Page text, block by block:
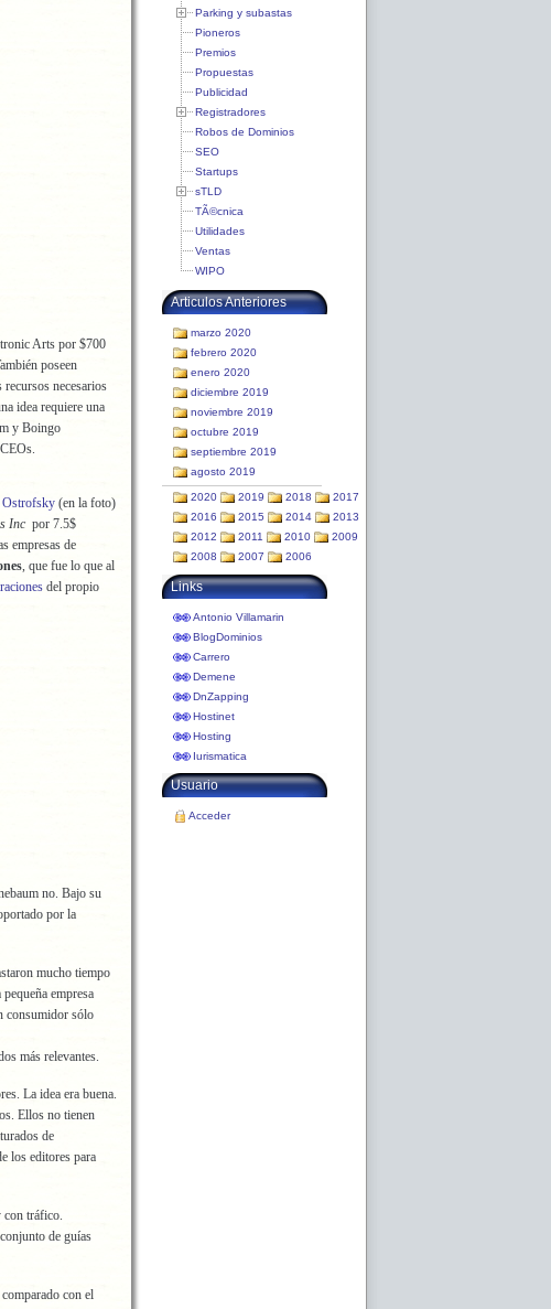
Arts por $700
poseen
recursos necesarios
idea requiere una
y Boingo
(en la foto)
Inc por 7.5$
empresas de
, que fue lo que al
del propio
no. Bajo su
por la
mucho tiempo
empresa
consumidor sólo
más relevantes.
La idea era buena.
Ellos no tienen
de
los editores para
con tráfico.
de guías
con el
Parking y subastas
Pioneros
Premios
Propuestas
Publicidad
Registradores
Robos de Dominios
SEO
Startups
sTLD
TÃ©cnica
Utilidades
Ventas
WIPO
Articulos Anteriores
marzo 2020
febrero 2020
enero 2020
diciembre 2019
noviembre 2019
octubre 2019
septiembre 2019
agosto 2019
2020 2019 2018
2017
2016
2015 2014
2013
2012
2011 2010
2009
2008
2007 2006
Links
Antonio Villamarin
BlogDominios
Carrero
Demene
DnZapping
Hostinet
Hosting
Iurismatica
Usuario
Acceder